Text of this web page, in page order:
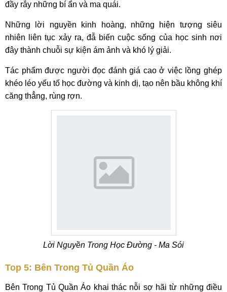
đầy rẫy những bí ẩn và ma quái.
Những lời nguyền kinh hoàng, những hiện tượng siêu
nhiên liên tục xảy ra, đẫ biến cuộc sống của học sinh nơi
đây thành chuỗi sự kiện ám ảnh và khó lý giải.
Tác phẩm được người đọc đánh giá cao ở việc lồng ghép
khéo léo yếu tố học đường và kinh dị, tạo nên bầu không khí
căng thẳng, rùng rợn.
Lời Nguyền Trong Học Đường - Ma Sói
Top 5: Bên Trong Tủ Quần Áo
Bên Trong Tủ Quần Áo khai thác nỗi sợ hãi từ những điều